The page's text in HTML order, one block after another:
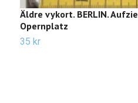
Äldre vykort. BERLIN.
Opernplatz
35 kr